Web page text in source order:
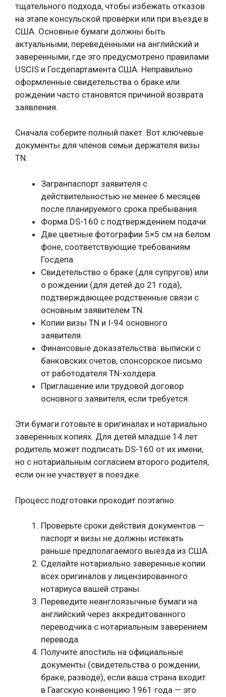
тщательного подхода, чтобы избежать отказов
на этапе консульской проверки или при въезде в
США. Основные бумаги должны быть
актуальными, переведенными на английский и
заверенными, где это предусмотрено правилами
USCIS и Госдепартамента США. Неправильно
оформленные свидетельства о браке или
рождении часто становятся причиной возврата
заявления.
Сначала соберите полный пакет. Вот ключевые
документы для членов семьи держателя визы
TN:
Загранпаспорт заявителя с
действительностью не менее 6 месяцев
после планируемого срока пребывания.
Форма DS-160 с подтверждением подачи.
Две цветные фотографии 5×5 см на белом
фоне, соответствующие требованиям
Госдепа.
Свидетельство о браке (для супругов) или
о рождении (для детей до 21 года),
подтверждающее родственные связи с
основным заявителем TN.
Копии визы TN и I-94 основного
заявителя.
Финансовые доказательства: выписки с
банковских счетов, спонсорское письмо
от работодателя TN-холдера.
Приглашение или трудовой договор
основного заявителя, если требуется.
Эти бумаги готовьте в оригиналах и нотариально
заверенных копиях. Для детей младше 14 лет
родитель может подписать DS-160 от их имени,
но с нотариальным согласием второго родителя,
если он не участвует в поездке.
Процесс подготовки проходит поэтапно:
Проверьте сроки действия документов —
паспорт и визы не должны истекать
раньше предполагаемого выезда из США.
Сделайте нотариально заверенные копии
всех оригиналов у лицензированного
нотариуса вашей страны.
Переведите неанглоязычные бумаги на
английский через аккредитованного
переводчика с нотариальным заверением
перевода.
Получите апостиль на официальные
документы (свидетельства о рождении,
браке, разводе), если ваша страна входит
в Гаагскую конвенцию 1961 года — это